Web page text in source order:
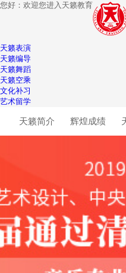
您好：欢迎您进入天籁教育
天籁表演
天籁编导
天籁舞蹈
天籁空乘
文化补习
艺术留学
天籁简介 辉煌成绩